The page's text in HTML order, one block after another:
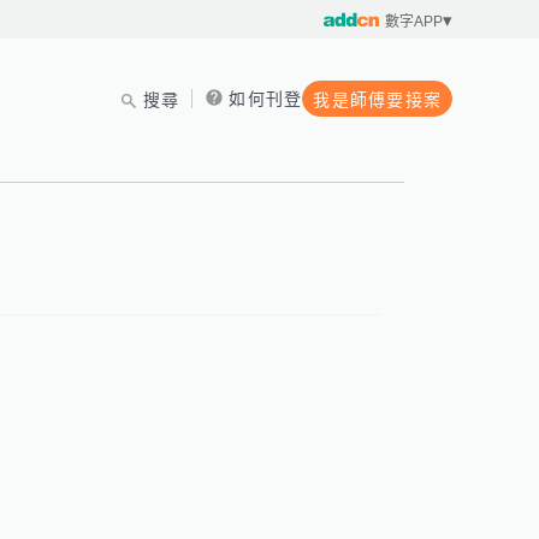
數字APP
搜尋 如何刊登 我是師傅要接案